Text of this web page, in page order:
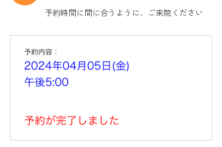
予約時間に間に合うように、ご来院ください